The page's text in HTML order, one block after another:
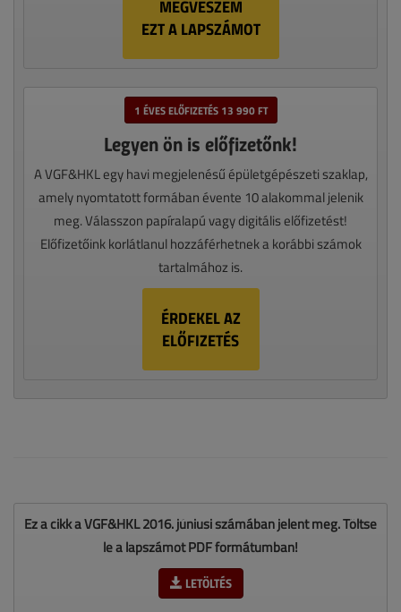
MEGVESZEM
EZT A LAPSZÁMOT
1 ÉVES ELŐFIZETÉS 13 990 FT
Legyen ön is előfizetőnk!
A VGF&HKL egy havi megjelenésű épületgépészeti szaklap,
amely nyomtatott formában évente 10 alakommal jelenik
meg. Válasszon papíralapú vagy digitális előfizetést!
Előfizetőink korlátlanul hozzáférhetnek a korábbi számok
tartalmához is.
ÉRDEKEL AZ
ELŐFIZETÉS
Ez a cikk a VGF&HKL 2016. júniusi számában jelent meg. Töltse
le a lapszámot PDF formátumban!
LETÖLTÉS